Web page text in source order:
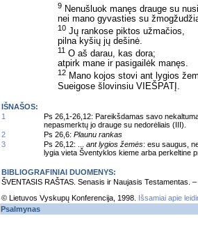
9 Nenušluok manęs drauge su
nei mano gyvasties su
10 Jų rankose piktos užmačios,
pilna kyšių jų dešinė.
11 O aš darau, kas dora;
atpirk mane ir pasigailėk manęs.
12 Mano kojos stovi ant lygios
Sueigose šlovinsiu VIEŠPATĮ.
IŠNAŠOS:
1
Ps 26,1-26,12: Pareikšdamas savo
nepasmerktų jo drauge su nedorėliais (III).
2
Ps 26,6: Plaunu rankas
3
Ps 26,12: ... ant lygios žemės: esu saugus,
lygia vieta Šventyklos kieme arba perkeltine
BIBLIOGRAFINIAI DUOMENYS:
ŠVENTASIS RAŠTAS. Senasis ir Naujasis Testamentas.
© Lietuvos Vyskupų Konferencija, 1998.
Išsamiai apie
Psalmynas